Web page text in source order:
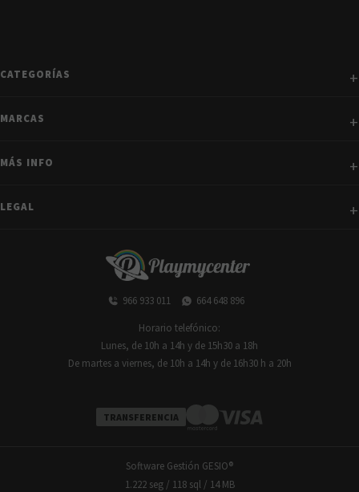
CATEGORÍAS
MARCAS
MÁS INFO
LEGAL
966 933 011 664 648 896
Horario telefónico:
Lunes, de 10h a 14h y de 15h30 a 18h
De martes a viernes, de 10h a 14h y de 16h30 h a 20h
TRANSFERENCIA
Software Gestión GESIO®
1.222 seg / 118 sql/ 14 MB